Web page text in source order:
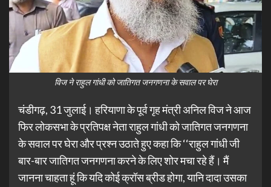
विज ने राहुल गांधी को जातिगत जनगणना के सवाल पर घेरा
चंडीगढ़, 31 जुलाई। हरियाणा के पूर्व गृह मंत्री अनिल विज ने आज
फिर लोकसभा के प्रतिपक्ष नेता राहुल गांधी को जातिगत जनगणना
के सवाल पर घेरा और प्रश्न उठाते हुए कहा कि ‘‘राहुल गांधी जी
बार-बार जातिगत जनगणना करने के लिए शोर मचा रहे हैं। मैं
जानना चाहता हूं कि यदि कोई क्रॉस ब्रीड होगा, यानि दादा उसका